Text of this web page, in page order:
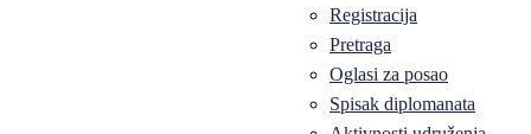
Registracija
Pretraga
Oglasi za posao
Spisak diplomanata